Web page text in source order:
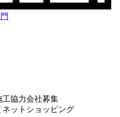
工協力会社募集
ネットショッピング